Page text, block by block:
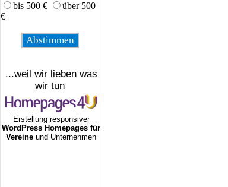
bis 500 €
über 500
€
...weil wir lieben was
wir tun
Erstellung responsiver
WordPress Homepages für
Vereine und Unternehmen